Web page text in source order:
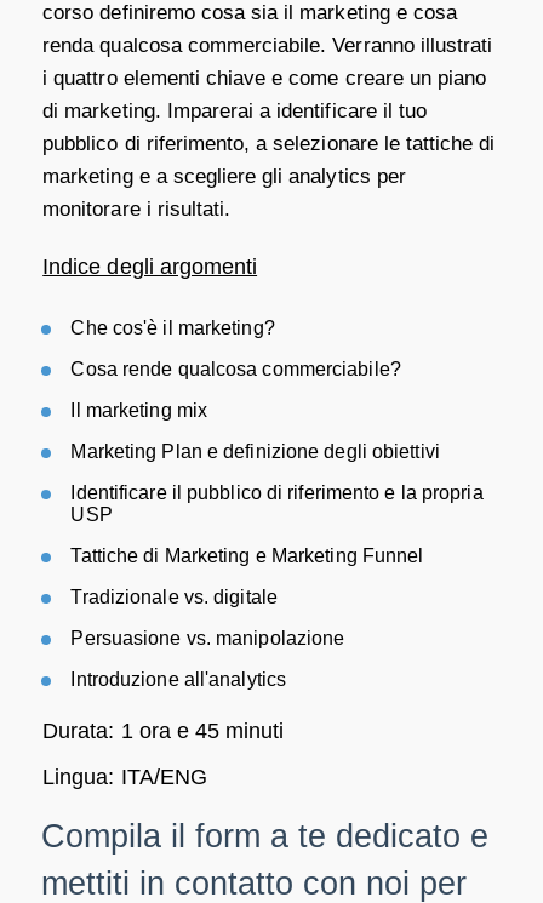
corso definiremo cosa sia il marketing e cosa
renda qualcosa commerciabile. Verranno illustrati
i quattro elementi chiave e come creare un piano
di marketing. Imparerai a identificare il tuo
pubblico di riferimento, a selezionare le tattiche di
marketing e a scegliere gli analytics per
monitorare i risultati.
Indice degli argomenti
Che cos'è il marketing?
Cosa rende qualcosa commerciabile?
Il marketing mix
Marketing Plan e definizione degli obiettivi
Identificare il pubblico di riferimento e la propria
USP
Tattiche di Marketing e Marketing Funnel
Tradizionale vs. digitale
Persuasione vs. manipolazione
Introduzione all'analytics
Durata: 1 ora e 45 minuti
Lingua: ITA/ENG
Compila il form a te dedicato e
mettiti in contatto con noi per